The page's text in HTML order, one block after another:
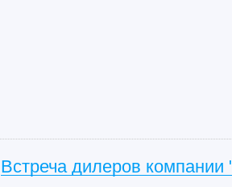
Встреча дилеров компании